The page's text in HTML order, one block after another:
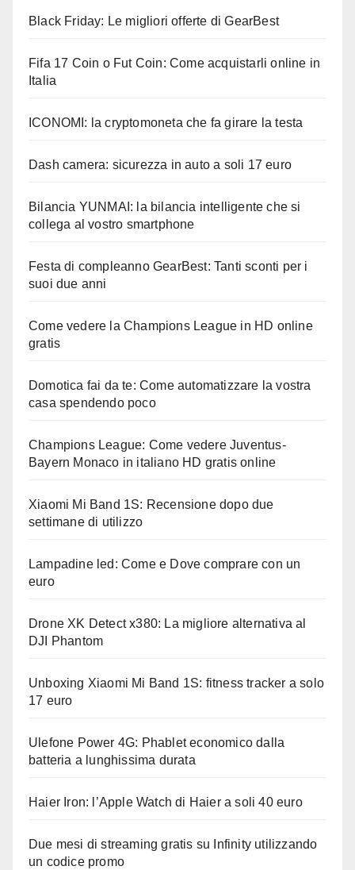
Black Friday: Le migliori offerte di GearBest
Fifa 17 Coin o Fut Coin: Come acquistarli online in
Italia
ICONOMI: la cryptomoneta che fa girare la testa
Dash camera: sicurezza in auto a soli 17 euro
Bilancia YUNMAI: la bilancia intelligente che si
collega al vostro smartphone
Festa di compleanno GearBest: Tanti sconti per i
suoi due anni
Come vedere la Champions League in HD online
gratis
Domotica fai da te: Come automatizzare la vostra
casa spendendo poco
Champions League: Come vedere Juventus-
Bayern Monaco in italiano HD gratis online
Xiaomi Mi Band 1S: Recensione dopo due
settimane di utilizzo
Lampadine led: Come e Dove comprare con un
euro
Drone XK Detect x380: La migliore alternativa al
DJI Phantom
Unboxing Xiaomi Mi Band 1S: fitness tracker a solo
17 euro
Ulefone Power 4G: Phablet economico dalla
batteria a lunghissima durata
Haier Iron: l’Apple Watch di Haier a soli 40 euro
Due mesi di streaming gratis su Infinity utilizzando
un codice promo